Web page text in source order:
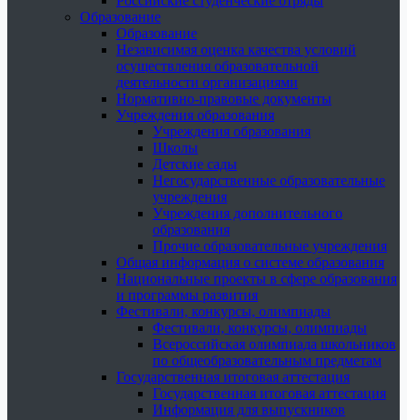
Образование
Образование
Независимая оценка качества условий
осуществления образовательной
деятельности организациями
Нормативно-правовые документы
Учреждения образования
Учреждения образования
Школы
Детские сады
Негосударственные образовательные
учреждения
Учреждения дополнительного
образования
Прочие образовательные учреждения
Общая информация о системе образования
Национальные проекты в сфере образования
и программы развития
Фестивали, конкурсы, олимпиады
Фестивали, конкурсы, олимпиады
Всероссийская олимпиада школьников
по общеобразовательным предметам
Государственная итоговая аттестация
Государственная итоговая аттестация
Информация для выпускников